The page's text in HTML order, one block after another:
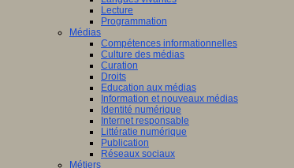
Lecture
Programmation
Médias
Compétences informationnelles
Culture des médias
Curation
Droits
Education aux médias
Information et nouveaux médias
Identité numérique
Internet responsable
Littératie numérique
Publication
Réseaux sociaux
Métiers